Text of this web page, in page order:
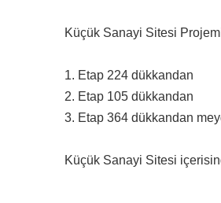
Küçük Sanayi Sitesi
1. Etap 224 dükkandan
2. Etap 105 dükkandan
3. Etap 364 dükkandan
Küçük Sanayi Sitesi